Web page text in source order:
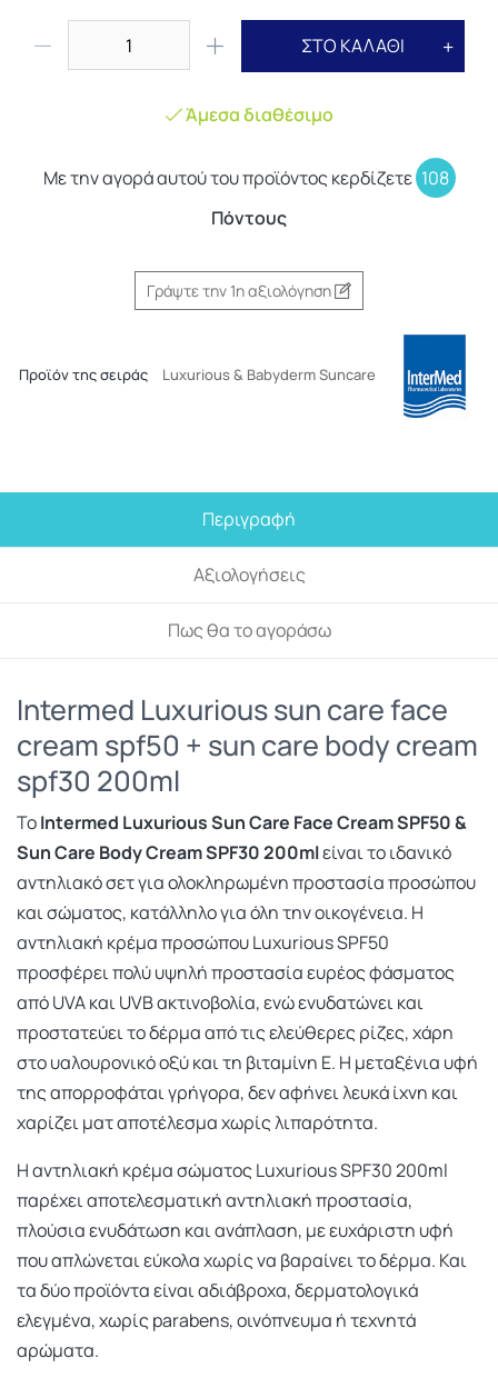
ΣΤΟ ΚΑΛΑΘΙ
Άμεσα διαθέσιμο
Με την αγορά αυτού του προϊόντος κερδίζετε 108
Πόντους
Γράψτε την 1η αξιολόγηση
Προϊόν της σειράς Luxurious & Babyderm Suncare
Περιγραφή
Αξιολογήσεις
Πως θα το αγοράσω
Intermed Luxurious sun care face
cream spf50 + sun care body cream
spf30 200ml
ΤοIntermed Luxurious Sun Care Face Cream SPF50 &
Sun Care Body Cream SPF30 200mlείναι το ιδανικό
αντηλιακό σετ για ολοκληρωμένη προστασία προσώπου
και σώματος, κατάλληλο για όλη την οικογένεια. Η
αντηλιακή κρέμα προσώπου Luxurious SPF50
προσφέρει πολύ υψηλή προστασία ευρέος φάσματος
από UVA και UVB ακτινοβολία, ενώ ενυδατώνει και
προστατεύει το δέρμα από τις ελεύθερες ρίζες, χάρη
στο υαλουρονικό οξύ και τη βιταμίνη Ε. Η μεταξένια υφή
της απορροφάται γρήγορα, δεν αφήνει λευκά ίχνη και
χαρίζει ματ αποτέλεσμα χωρίς λιπαρότητα.
Η αντηλιακή κρέμα σώματος Luxurious SPF30 200ml
παρέχει αποτελεσματική αντηλιακή προστασία,
πλούσια ενυδάτωση και ανάπλαση, με ευχάριστη υφή
που απλώνεται εύκολα χωρίς να βαραίνει το δέρμα. Και
τα δύο προϊόντα είναι αδιάβροχα, δερματολογικά
ελεγμένα, χωρίς parabens, οινόπνευμα ή τεχνητά
αρώματα.